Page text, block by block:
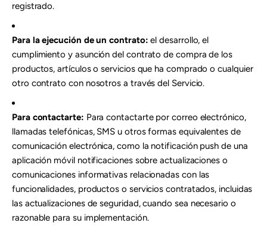
registrado.
Para la ejecución de un contrato: el desarrollo, el
cumplimiento y asunción del contrato de compra de los
productos, artículos o servicios que ha comprado o cualquier
otro contrato con nosotros a través del Servicio.
Para contactarte: Para contactarte por correo electrónico,
llamadas telefónicas, SMS u otros formas equivalentes de
comunicación electrónica, como la notificación push de una
aplicación móvil notificaciones sobre actualizaciones o
comunicaciones informativas relacionadas con las
funcionalidades, productos o servicios contratados, incluidas
las actualizaciones de seguridad, cuando sea necesario o
razonable para su implementación.